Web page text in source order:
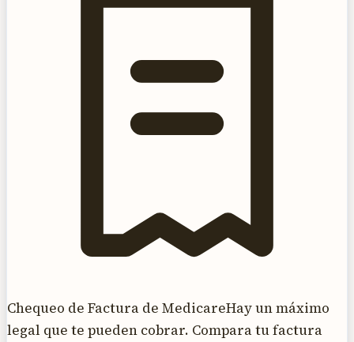
Chequeo de Factura de MedicareHay un máximo
legal que te pueden cobrar. Compara tu factura